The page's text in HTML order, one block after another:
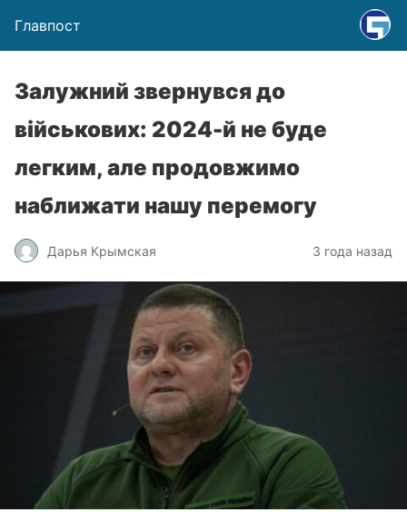
Главпост
Залужний звернувся до
військових: 2024-й не буде
легким, але продовжимо
наближати нашу перемогу
Дарья Крымская 3 года назад